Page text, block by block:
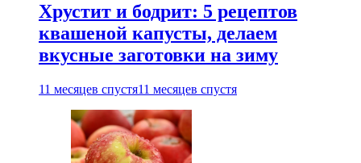
Хрустит и бодрит: 5 рецептов
квашеной капусты, делаем
вкусные заготовки на зиму
11 месяцев спустя11 месяцев спустя